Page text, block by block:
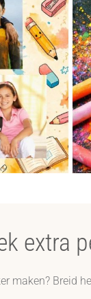
extra
maken? Breid